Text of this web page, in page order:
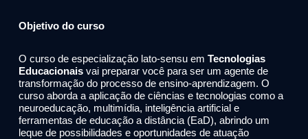
Objetivo do curso
O curso de especialização lato-sensu emTecnologias
Educacionais vai preparar você para ser um agente de
transformação do processo de ensino-aprendizagem. O
curso aborda a aplicação de ciências e tecnologias como a
neuroeducação, multimídia, inteligência artificial e
ferramentas de educação a distância (EaD), abrindo um
leque de possibilidades e oportunidades de atuação